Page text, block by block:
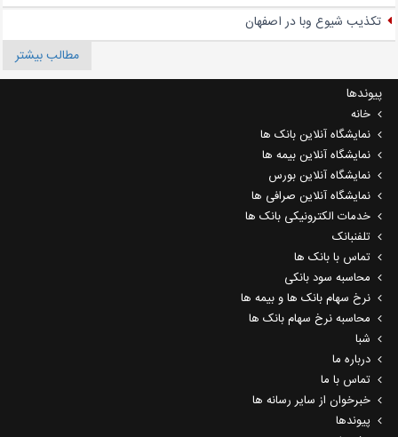
تکذیب شیوع وبا در اصفهان
مطالب بیشتر
پیوندها
خانه
نمایشگاه آنلاین بانک ها
نمایشگاه آنلاین بیمه ها
نمایشگاه آنلاین بورس
نمایشگاه آنلاین صرافی ها
خدمات الکترونیکی بانک ها
تلفنبانک
تماس با بانک ها
محاسبه سود بانکی
نرخ سهام بانک ها و بیمه ها
محاسبه نرخ سهام بانک ها
شبا
درباره ما
تماس با ما
خبرخوان از سایر رسانه ها
پیوندها